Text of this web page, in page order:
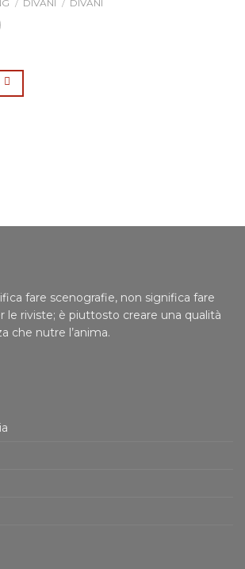
/ DIVANI / DIVANI
fare scenografie, non significa fare
le riviste; è piuttosto creare una qualità
che nutre l’anima.